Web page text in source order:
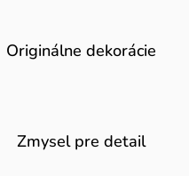
Originálne dekorácie
Zmysel pre detail